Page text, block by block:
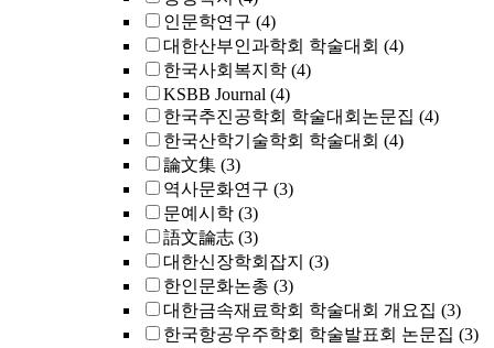
인문학연구 (4)
대한산부인과학회 학술대회 (4)
한국사회복지학 (4)
KSBB Journal (4)
한국추진공학회 학술대회논문집 (4)
한국산학기술학회 학술대회 (4)
論文集 (3)
역사문화연구 (3)
문예시학 (3)
語文論志 (3)
대한신장학회잡지 (3)
한인문화논총 (3)
대한금속재료학회 학술대회 개요집 (3)
한국항공우주학회 학술발표회 논문집 (3)